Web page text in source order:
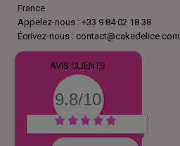
France
Appelez-nous : +33 9 84 02 18 38
Écrivez-nous : contact@cakedelice.com
AVIS CLIENTS
9.8/10